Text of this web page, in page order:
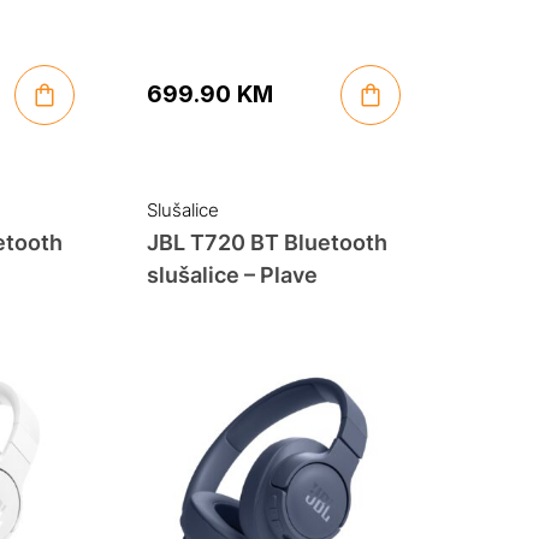
699.90 KM
Slušalice
JBL T720 BT Bluetooth
slušalice – Plave